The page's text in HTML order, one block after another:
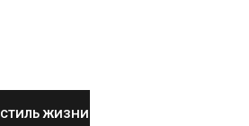
СТИЛЬ ЖИЗНИ